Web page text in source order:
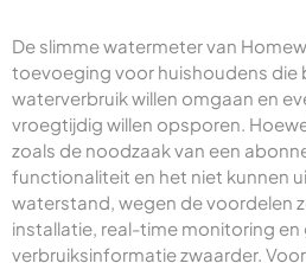
De slimme watermeter van
toevoeging voor huishoudens die
waterverbruik willen omgaan en
vroegtijdig willen opsporen.
zoals de noodzaak van een
functionaliteit en het niet kunnen
waterstand, wegen de voordelen
installatie, real-time monitoring
verbruiksinformatie zwaarder.